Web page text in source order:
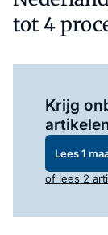
tot 4
Krijg
Lees 1
of lees 2